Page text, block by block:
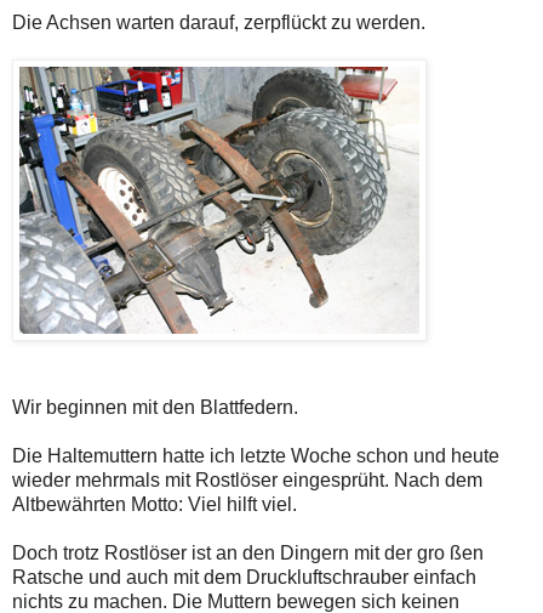
Die Achsen warten darauf, zerpflückt zu werden.
Wir beginnen mit den Blattfedern.
Die Haltemuttern hatte ich letzte Woche schon und heute
wieder mehrmals mit Rostlöser eingesprüht. Nach dem
Altbewährten Motto: Viel hilft viel.
Doch trotz Rostlöser ist an den Dingern mit der gro ßen
Ratsche und auch mit dem Druckluftschrauber einfach
nichts zu machen. Die Muttern bewegen sich keinen